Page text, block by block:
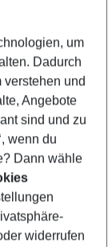
für 2026
um
Dadurch
verstehen und
Angebote
sind und zu
, wenn du
Dann wähle
widerrufen